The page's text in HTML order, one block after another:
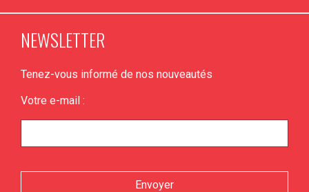
NEWSLETTER
Tenez-vous informé de nos nouveautés
Votre e-mail :
Veuillez laisser ce champ vide.